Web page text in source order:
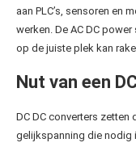
aan PLC’s, sensoren en
werken. De AC DC
op de juiste plek kan
Nut van een
DC DC converters
gelijkspanning die nodig